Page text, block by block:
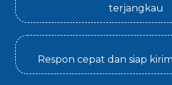
terjangkau
Respon cepat dan siap